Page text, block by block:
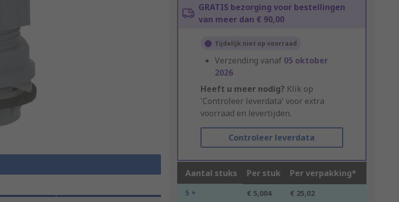
GRATIS bezorging voor bestellingen
van meer dan € 90,00
Tijdelijk niet op voorraad
Verzending vanaf 05 oktober
2026
Heeft u meer nodig? Klik op
'Controleer leverdata' voor extra
voorraad en levertijden.
Controleer leverdata
Aantal stuks Per stuk Per verpakking*
5 + € 5,004 € 25,02